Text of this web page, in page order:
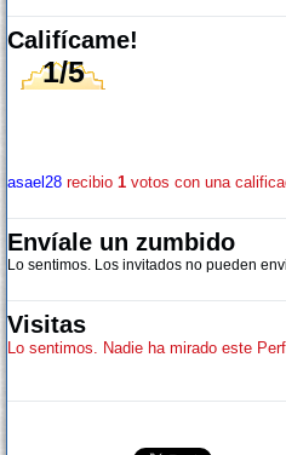
Califícame!
1/5
asael28 recibio 1 votos con una
Envíale un zumbido
Lo sentimos. Los invitados no pueden
Visitas
Lo sentimos. Nadie ha mirado este